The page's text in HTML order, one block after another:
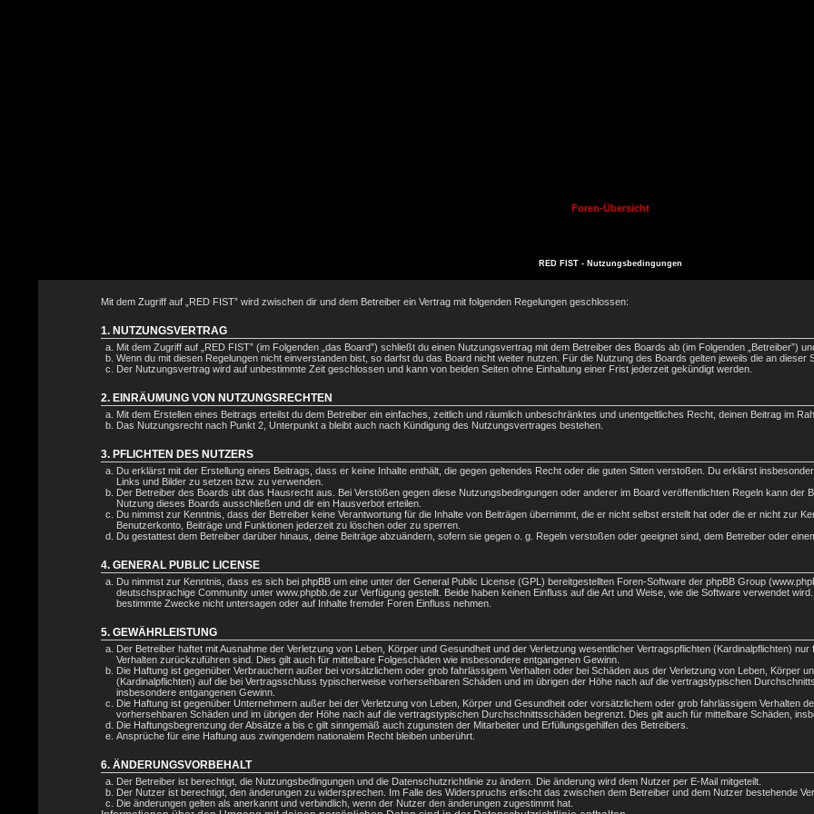
Foren-Übersicht
RED FIST - Nutzungsbedingungen
Mit dem Zugriff auf „RED FIST” wird zwischen dir und dem Betreiber ein Vertrag mit folgenden Regelungen geschlossen:
1. NUTZUNGSVERTRAG
Mit dem Zugriff auf „RED FIST” (im Folgenden „das Board”) schließt du einen Nutzungsvertrag mit dem Betreiber des Boards ab (im Folgenden „Betreiber”)
Wenn du mit diesen Regelungen nicht einverstanden bist, so darfst du das Board nicht weiter nutzen. Für die Nutzung des Boards gelten jeweils die an dieser
Der Nutzungsvertrag wird auf unbestimmte Zeit geschlossen und kann von beiden Seiten ohne Einhaltung einer Frist jederzeit gekündigt werden.
2. EINRÄUMUNG VON NUTZUNGSRECHTEN
Mit dem Erstellen eines Beitrags erteilst du dem Betreiber ein einfaches, zeitlich und räumlich unbeschränktes und unentgeltliches Recht, deinen Beitrag im
Das Nutzungsrecht nach Punkt 2, Unterpunkt a bleibt auch nach Kündigung des Nutzungsvertrages bestehen.
3. PFLICHTEN DES NUTZERS
Du erklärst mit der Erstellung eines Beitrags, dass er keine Inhalte enthält, die gegen geltendes Recht oder die guten Sitten verstoßen. Du erklärst
Links und Bilder zu setzen bzw. zu verwenden.
Der Betreiber des Boards übt das Hausrecht aus. Bei Verstößen gegen diese Nutzungsbedingungen oder anderer im Board veröffentlichten Regeln kann der
Nutzung dieses Boards ausschließen und dir ein Hausverbot erteilen.
Du nimmst zur Kenntnis, dass der Betreiber keine Verantwortung für die Inhalte von Beiträgen übernimmt, die er nicht selbst erstellt hat oder die er nicht zur
Benutzerkonto, Beiträge und Funktionen jederzeit zu löschen oder zu sperren.
Du gestattest dem Betreiber darüber hinaus, deine Beiträge abzuändern, sofern sie gegen o. g. Regeln verstoßen oder geeignet sind, dem Betreiber oder
4. GENERAL PUBLIC LICENSE
Du nimmst zur Kenntnis, dass es sich bei phpBB um eine unter der General Public License (GPL) bereitgestellten Foren-Software der phpBB Group
deutschsprachige Community unter www.phpbb.de zur Verfügung gestellt. Beide haben keinen Einfluss auf die Art und Weise, wie die Software verwendet
bestimmte Zwecke nicht untersagen oder auf Inhalte fremder Foren Einfluss nehmen.
5. GEWÄHRLEISTUNG
Der Betreiber haftet mit Ausnahme der Verletzung von Leben, Körper und Gesundheit und der Verletzung wesentlicher Vertragspflichten (Kardinalpflichten)
Verhalten zurückzuführen sind. Dies gilt auch für mittelbare Folgeschäden wie insbesondere entgangenen Gewinn.
Die Haftung ist gegenüber Verbrauchern außer bei vorsätzlichem oder grob fahrlässigem Verhalten oder bei Schäden aus der Verletzung von Leben, Körper
(Kardinalpflichten) auf die bei Vertragsschluss typischerweise vorhersehbaren Schäden und im übrigen der Höhe nach auf die vertragstypischen
insbesondere entgangenen Gewinn.
Die Haftung ist gegenüber Unternehmern außer bei der Verletzung von Leben, Körper und Gesundheit oder vorsätzlichem oder grob fahrlässigem Verhalten
vorhersehbaren Schäden und im übrigen der Höhe nach auf die vertragstypischen Durchschnittsschäden begrenzt. Dies gilt auch für mittelbare Schäden,
Die Haftungsbegrenzung der Absätze a bis c gilt sinngemäß auch zugunsten der Mitarbeiter und Erfüllungsgehilfen des Betreibers.
Ansprüche für eine Haftung aus zwingendem nationalem Recht bleiben unberührt.
6. ÄNDERUNGSVORBEHALT
Der Betreiber ist berechtigt, die Nutzungsbedingungen und die Datenschutzrichtlinie zu ändern. Die änderung wird dem Nutzer per E-Mail mitgeteilt.
Der Nutzer ist berechtigt, den änderungen zu widersprechen. Im Falle des Widerspruchs erlischt das zwischen dem Betreiber und dem Nutzer bestehende
Die änderungen gelten als anerkannt und verbindlich, wenn der Nutzer den änderungen zugestimmt hat.